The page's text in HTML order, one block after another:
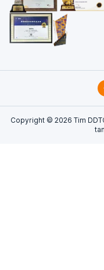
Copyright © 2026 Tim